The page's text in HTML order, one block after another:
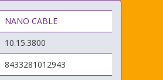
NANO CABLE
10.15.3800
8433281012943